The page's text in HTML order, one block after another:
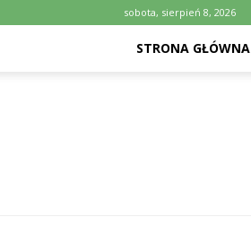
sobota, sierpień 8, 2026
STRONA GŁÓWNA